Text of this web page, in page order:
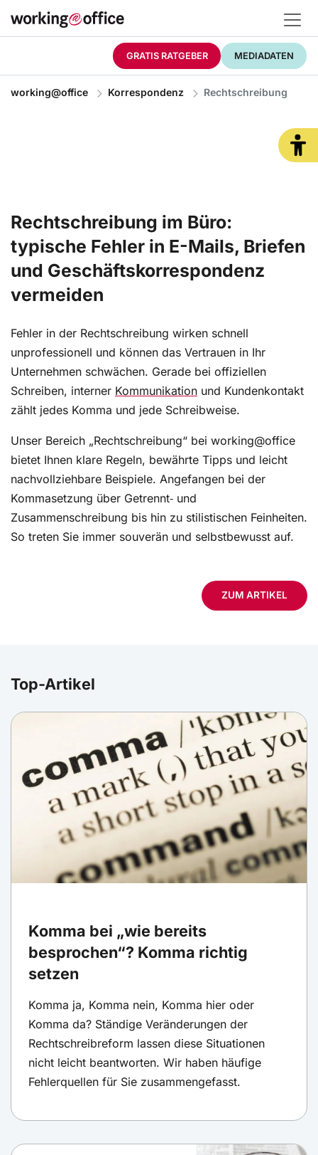
GRATIS RATGEBER MEDIADATEN
working@office Korrespondenz Rechtschreibung
Rechtschreibung im Büro:
typische Fehler in E-Mails, Briefen
und Geschäftskorrespondenz
vermeiden
Fehler in der Rechtschreibung wirken schnell
unprofessionell und können das Vertrauen in Ihr
Unternehmen schwächen. Gerade bei offiziellen
Schreiben, interner Kommunikation und Kundenkontakt
zählt jedes Komma und jede Schreibweise.
Unser Bereich „Rechtschreibung“ bei working@office
bietet Ihnen klare Regeln, bewährte Tipps und leicht
nachvollziehbare Beispiele. Angefangen bei der
Kommasetzung über Getrennt‑ und
Zusammenschreibung bis hin zu stilistischen Feinheiten.
So treten Sie immer souverän und selbstbewusst auf.
ZUM ARTIKEL
Top-Artikel
Komma bei „wie bereits
besprochen“? Komma richtig
setzen
Komma ja, Komma nein, Komma hier oder
Komma da? Ständige Veränderungen der
Rechtschreibreform lassen diese Situationen
nicht leicht beantworten. Wir haben häufige
Fehlerquellen für Sie zusammengefasst.